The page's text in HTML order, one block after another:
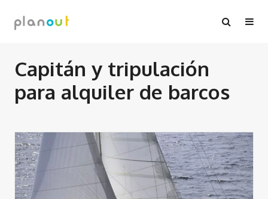
Capitán y tripulación
para alquiler de barcos